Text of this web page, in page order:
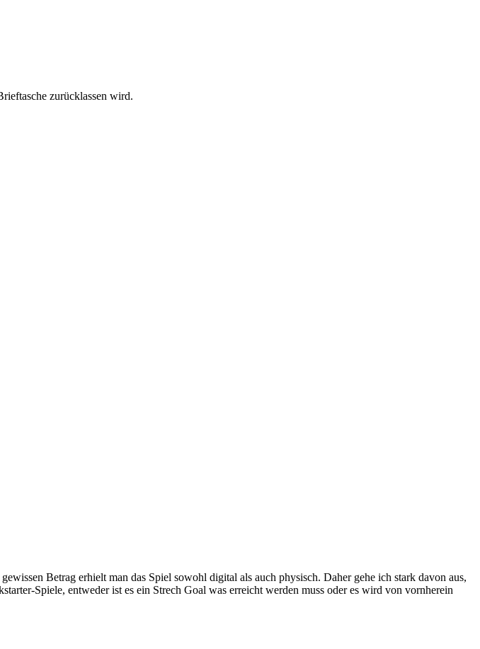
zurücklassen wird.
Betrag erhielt man das Spiel sowohl digital als auch physisch. Daher gehe ich stark davon aus,
Spiele, entweder ist es ein Strech Goal was erreicht werden muss oder es wird von vornherein